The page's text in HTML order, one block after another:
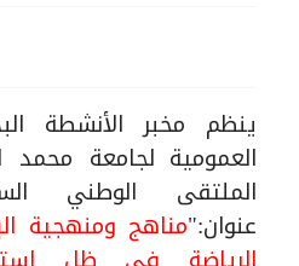
ينظم مخبر الأنشطة
العمومية لجامعة محمد
الملتقى الوطني
عنوان:"مناهج ومنهجية